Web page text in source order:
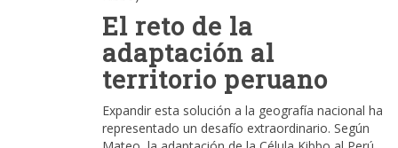
El reto de la
adaptación al
territorio peruano
Expandir esta solución a la geografía nacional ha
representado un desafío extraordinario. Según